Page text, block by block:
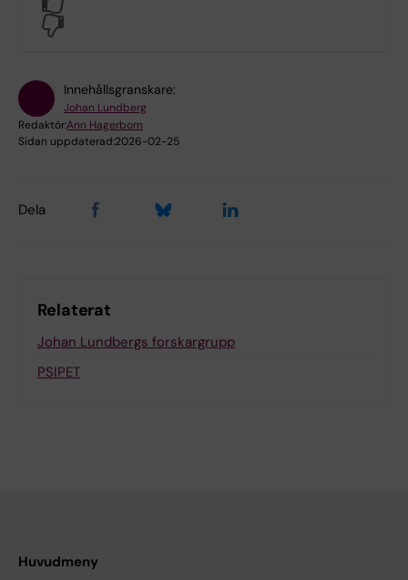
Innehållsgranskare:
Johan Lundberg
Redaktör:Ann Hagerborn
Sidan uppdaterad:2026-02-25
Dela
Relaterat
Johan Lundbergs forskargrupp
PSIPET
Huvudmeny